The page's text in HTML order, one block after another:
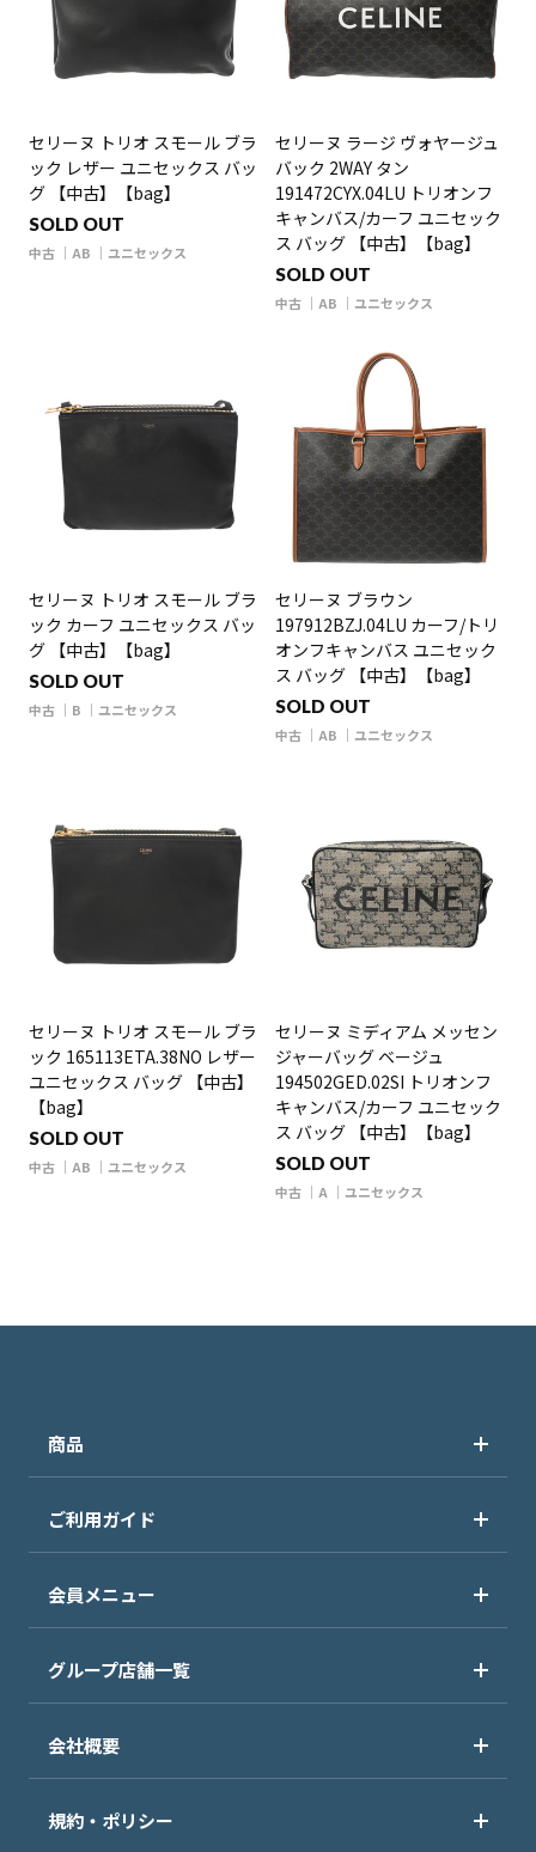
セリーヌ トリオ スモール ブラ
ック レザー ユニセックス バッ
グ 【中古】【bag】
SOLD OUT
中古 AB ユニセックス
セリーヌ ラージ ヴォヤージュ
バック 2WAY タン
191472CYX.04LU トリオンフ
キャンバス/カーフ ユニセック
ス バッグ 【中古】【bag】
SOLD OUT
中古 AB ユニセックス
セリーヌ トリオ スモール ブラ
ック カーフ ユニセックス バッ
グ 【中古】【bag】
SOLD OUT
中古 B ユニセックス
セリーヌ ブラウン
197912BZJ.04LU カーフ/トリ
オンフキャンバス ユニセック
ス バッグ 【中古】【bag】
SOLD OUT
中古 AB ユニセックス
セリーヌ トリオ スモール ブラ
ック 165113ETA.38NO レザー
ユニセックス バッグ 【中古】
【bag】
SOLD OUT
中古 AB ユニセックス
セリーヌ ミディアム メッセン
ジャーバッグ ベージュ
194502GED.02SI トリオンフ
キャンバス/カーフ ユニセック
ス バッグ 【中古】【bag】
SOLD OUT
中古 A ユニセックス
商品
ご利用ガイド
会員メニュー
グループ店舗一覧
会社概要
規約・ポリシー